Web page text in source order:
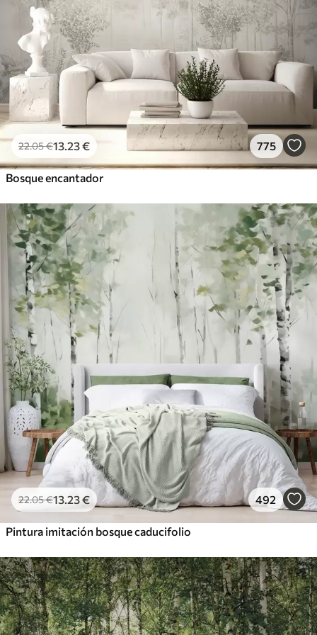
22.05€13 .23€ 775
Bosque encantador
22.05€13 .23€ 492
Pintura imitación bosque caducifolio